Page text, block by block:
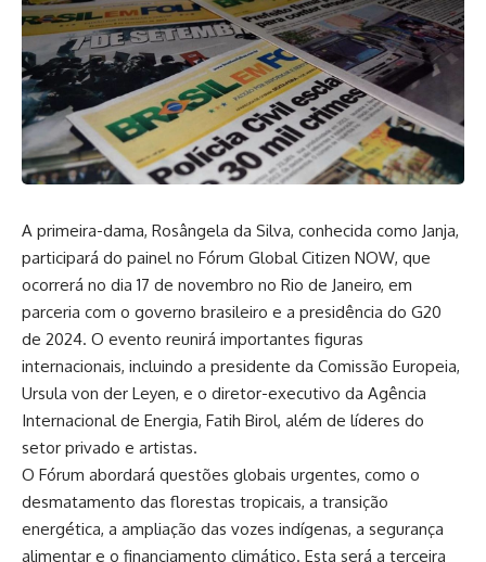
A primeira-dama, Rosângela da Silva, conhecida como Janja,
participará do painel no Fórum Global Citizen NOW, que
ocorrerá no dia 17 de novembro no Rio de Janeiro, em
parceria com o governo brasileiro e a presidência do G20
de 2024. O evento reunirá importantes figuras
internacionais, incluindo a presidente da Comissão Europeia,
Ursula von der Leyen, e o diretor-executivo da Agência
Internacional de Energia, Fatih Birol, além de líderes do
setor privado e artistas.
O Fórum abordará questões globais urgentes, como o
desmatamento das florestas tropicais, a transição
energética, a ampliação das vozes indígenas, a segurança
alimentar e o financiamento climático. Esta será a terceira